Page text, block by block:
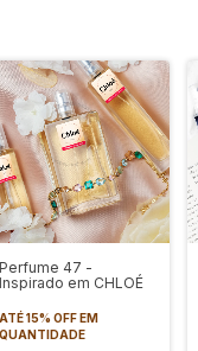
Perfume 47 -
Inspirado em CHLOÉ
ATÉ 15% OFFEM
QUANTIDADE